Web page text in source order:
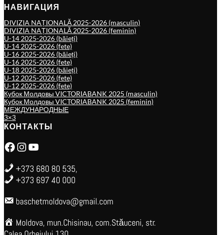
НАВИГАЦИЯ
DIVIZIA NAȚIONALĂ 2025-2026 (masculin)
DIVIZIA NAȚIONALĂ 2025-2026 (feminin)
U-14 2025-2026 (băieți)
U-14 2025-2026 (fete)
U-16 2025-2026 (băieți)
U-16 2025-2026 (fete)
U-18 2025-2026 (băieți)
U-12 2025-2026 (fete)
U-12 2025-2026 (fete)
Кубок Молдовы VICTORIABANK 2025 (masculin)
Кубок Молдовы VICTORIABANK 2025 (feminin)
МЕЖДУНАРОДНЫЕ
3×3
КОНТАКТЫ
Facebook Instagram YouTube
+373 680 80 535,
+373 697 40 000
baschetmoldova@gmail.com
Moldova, mun.Chisinau, com.Stăuceni, str.